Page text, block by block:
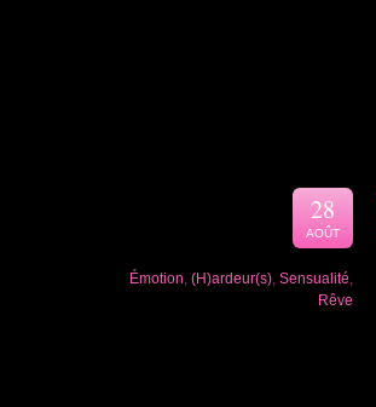
28
AOÛT
Émotion (H)ardeur(s) Sensualité
Rêve